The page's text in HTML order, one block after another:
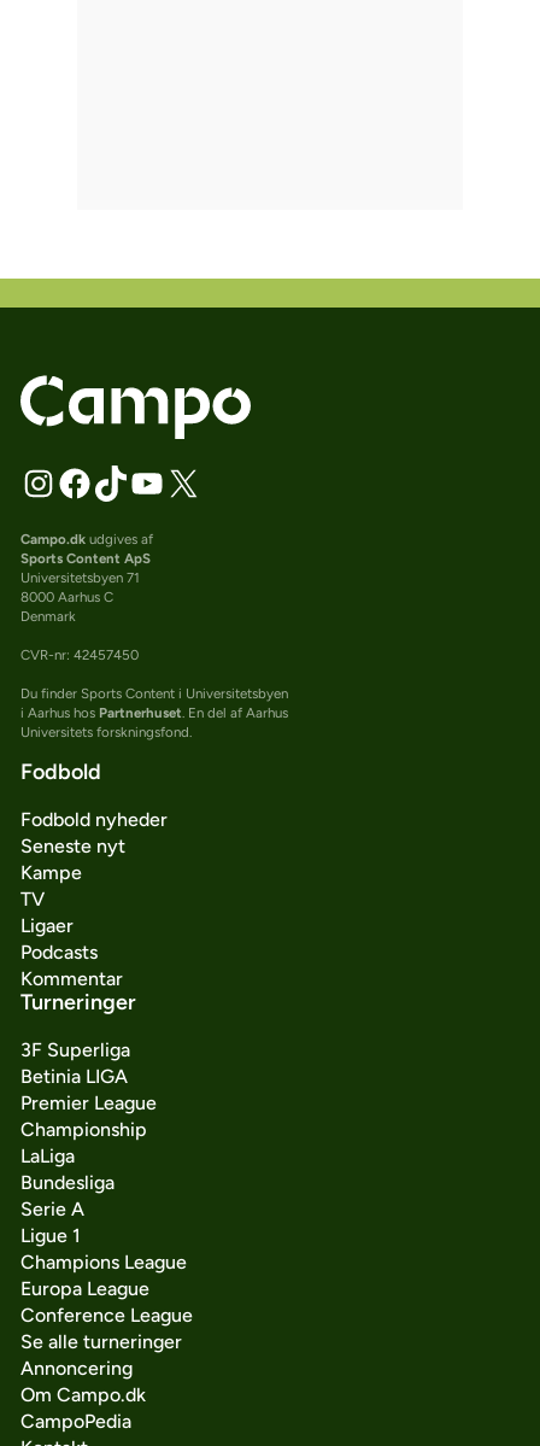
Campo.dkudgives af
Sports Content ApS
Universitetsbyen 71
8000 Aarhus C
Denmark
CVR-nr: 42457450
Du finder Sports Content i Universitetsbyen
i Aarhus hos Partnerhuset. En del af Aarhus
Universitets forskningsfond.
Fodbold
Fodbold nyheder
Seneste nyt
Kampe
TV
Ligaer
Podcasts
Kommentar
Turneringer
3F Superliga
Betinia LIGA
Premier League
Championship
LaLiga
Bundesliga
Serie A
Ligue 1
Champions League
Europa League
Conference League
Se alle turneringer
Annoncering
Om Campo.dk
CampoPedia